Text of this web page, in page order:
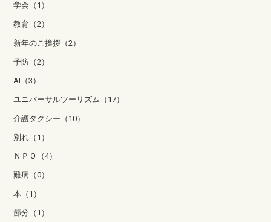
学会（1）
教育（2）
新年のご挨拶（2）
予防（2）
AI（3）
ユニバーサルツーリズム（17）
介護タクシー（10）
別れ（1）
ＮＰＯ（4）
難病（0）
本（1）
節分（1）